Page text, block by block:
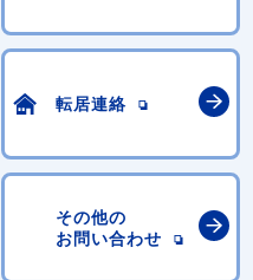
転居連絡
その他の
お問い合わせ